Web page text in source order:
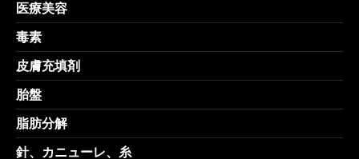
医療美容
毒素
皮膚充填剤
胎盤
脂肪分解
針、カニューレ、糸